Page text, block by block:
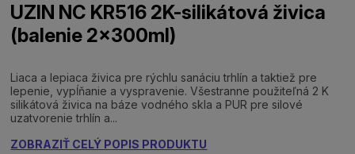
UZIN NC KR516 2K-silikátová živica
(balenie 2x300ml)
Liaca a lepiaca živica pre rýchlu sanáciu trhlín a taktiež pre
lepenie, vypĺňanie a vyspravenie. Všestranne použiteľná 2 K
silikátová živica na báze vodného skla a PUR pre silové
uzatvorenie trhlín a...
ZOBRAZIŤ CELÝ POPIS PRODUKTU